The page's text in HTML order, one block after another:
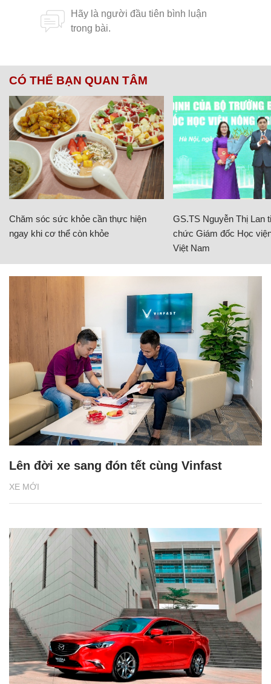
CÓ THỂ BẠN QUAN TÂM
Chăm sóc sức khỏe cần thực hiện
ngay khi cơ thể còn khỏe
GS.TS Nguyễn Thị Lan
chức Giám đốc Học
Việt Nam
XE MỚI
Lên đời xe sang đón tết cùng Vinfast